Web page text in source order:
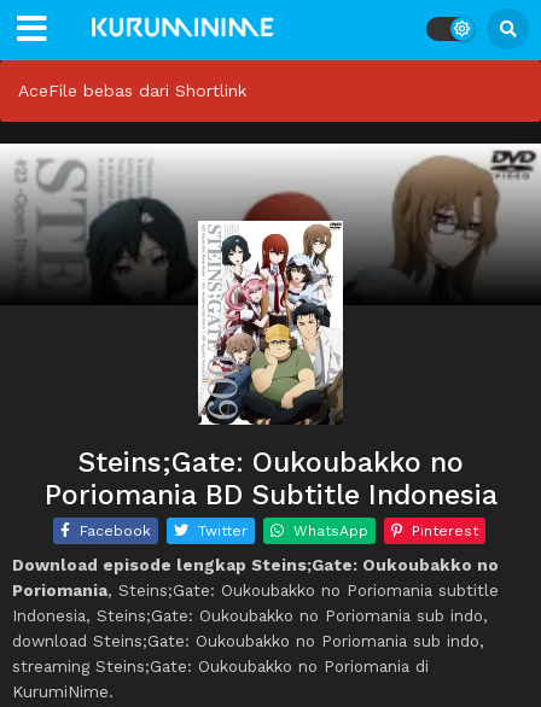
AceFile bebas dari Shortlink
Steins;Gate: Oukoubakko no
Poriomania BD Subtitle Indonesia
Facebook Twitter WhatsApp Pinterest
Download episode lengkap Steins;Gate: Oukoubakko no
Poriomania, Steins;Gate: Oukoubakko no Poriomania subtitle
Indonesia, Steins;Gate: Oukoubakko no Poriomania sub indo,
download Steins;Gate: Oukoubakko no Poriomania sub indo,
streaming Steins;Gate: Oukoubakko no Poriomania di
KurumiNime.